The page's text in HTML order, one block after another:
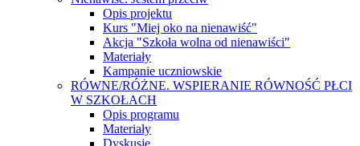
Opis projektu
Kurs "Miej oko na nienawiść"
Akcja "Szkoła wolna od nienawiści"
Materiały
Kampanie uczniowskie
RÓWNE/RÓŻNE. WSPIERANIE RÓWNOŚĆ PŁCI
W SZKOŁACH
Opis programu
Materiały
Dyskusje